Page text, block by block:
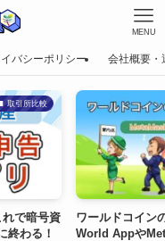
MENU
バシーポリシー 会社概要・
較
号資
！
ワールドコインの賢い
World Appや